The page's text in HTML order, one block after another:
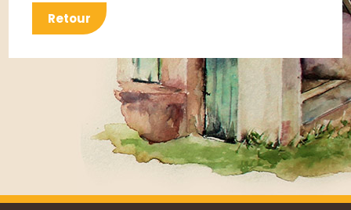
Retour